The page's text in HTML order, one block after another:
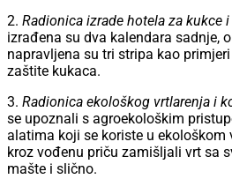
2. Radionica izrade hotela za kukce
izrađena su dva kalendara sadnje,
napravljena su tri stripa kao primjeri
zaštite kukaca.
3. Radionica ekološkog vrtlarenja i
se upoznali s agroekološkim
alatima koji se koriste u ekološkom
kroz vođenu priču zamišljali vrt sa
mašte i slično.